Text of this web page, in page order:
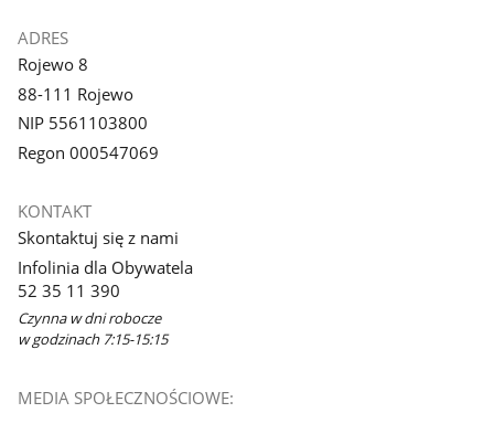
ADRES
Rojewo 8
88-111 Rojewo
NIP 5561103800
Regon 000547069
KONTAKT
Skontaktuj się z nami
Infolinia dla Obywatela
52 35 11 390
Czynna w dni robocze
w godzinach 7:15-15:15
MEDIA SPOŁECZNOŚCIOWE: